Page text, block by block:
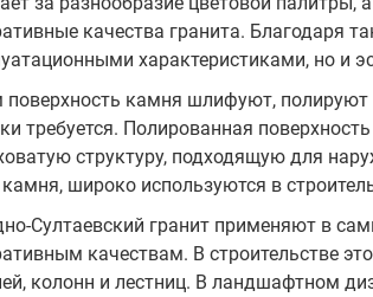
качества гранита. Благодаря
характеристиками, но и
поверхность камня шлифуют, полируют
требуется. Полированная
структуру, подходящую для
камня, широко используются в
Султаевский гранит применяют в
качествам. В строительстве
колонн и лестниц. В ландшафтном